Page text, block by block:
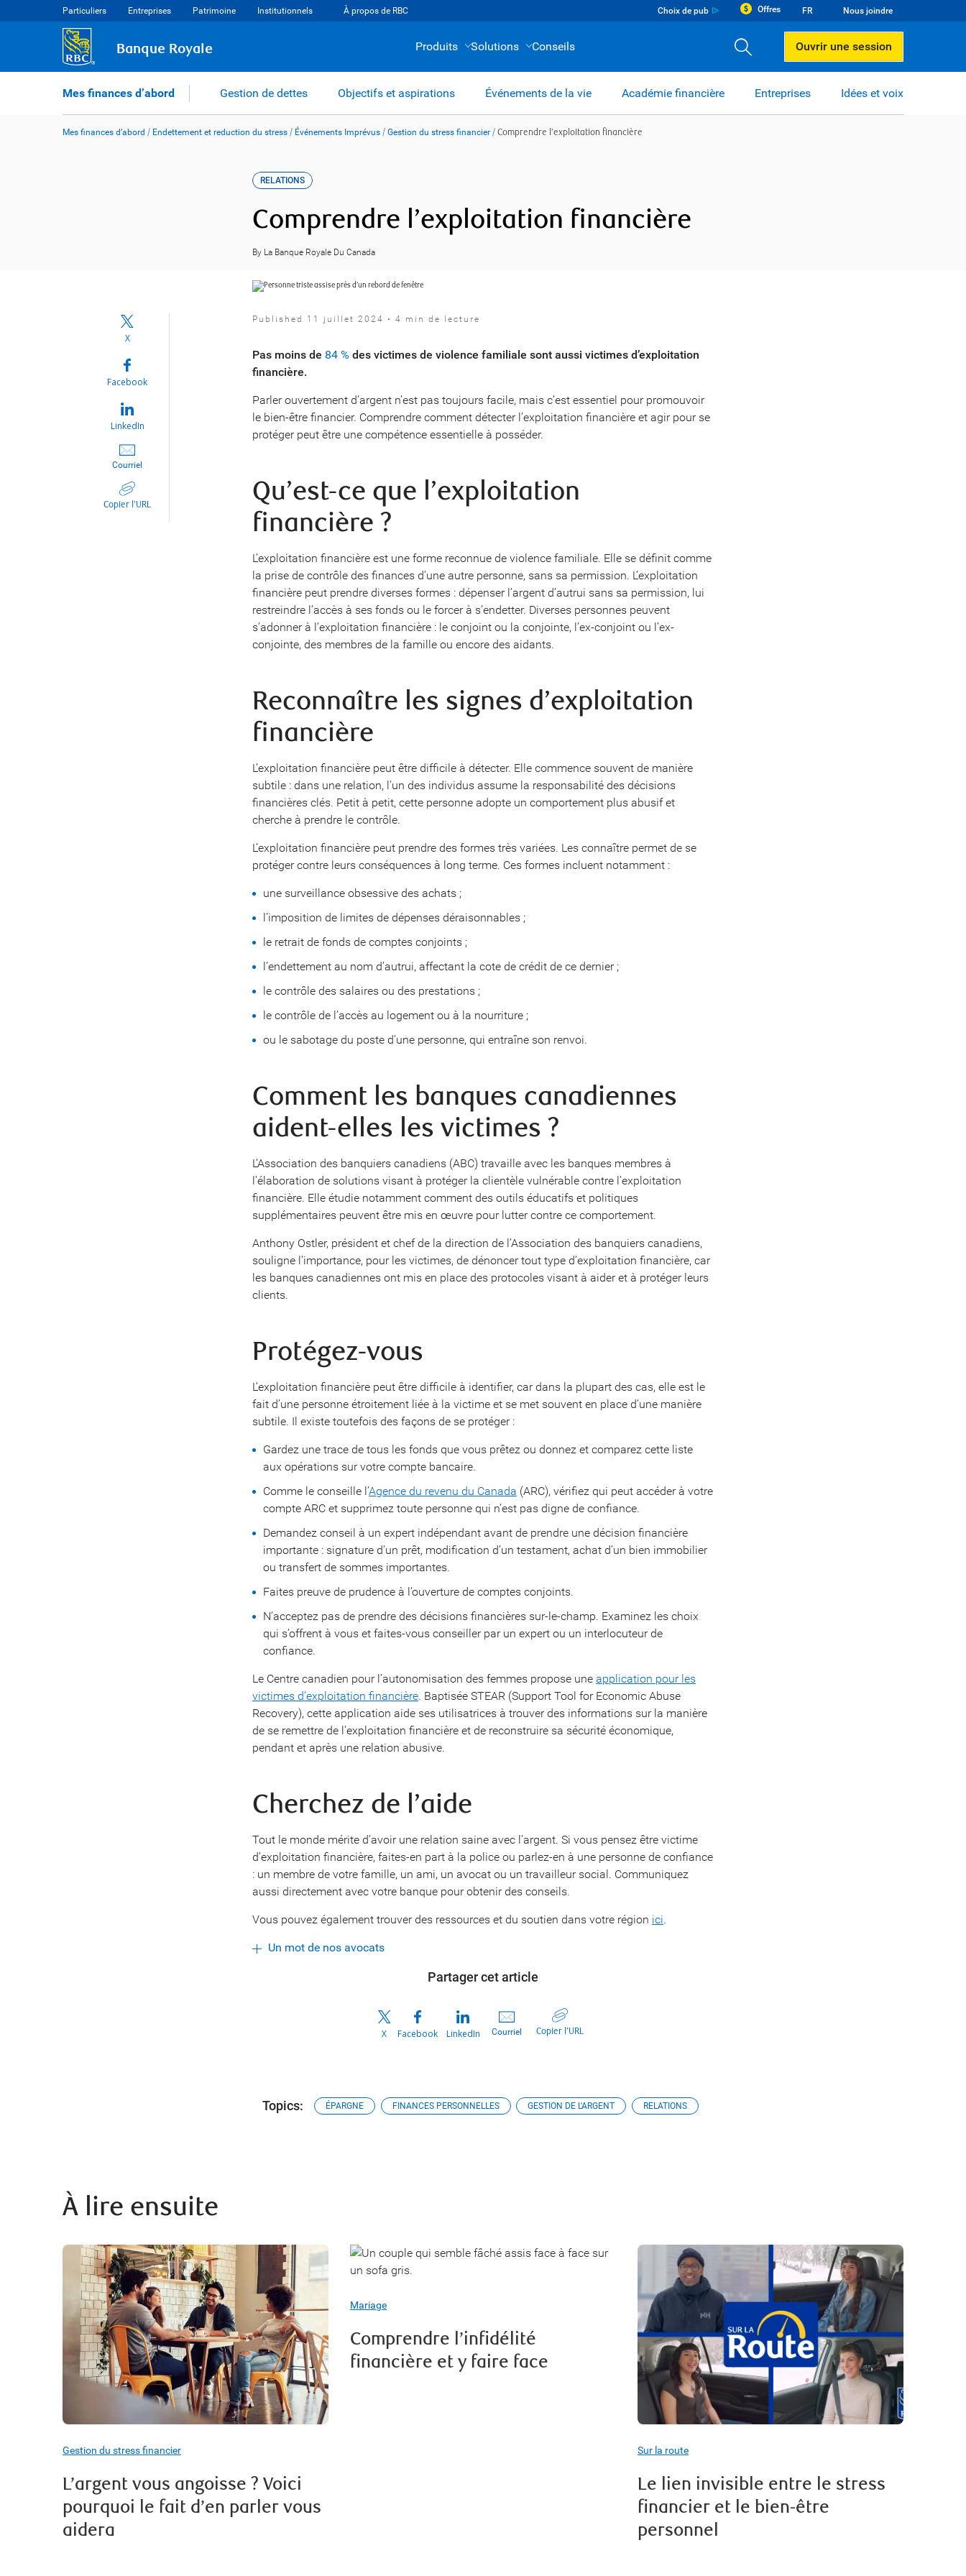
Particuliers Entreprises Patrimoine Institutionnels À propos de RBC Choix de pub Offres FR Nous joindre
Banque Royale Produits Solutions Conseils Ouvrir une session
Mes finances d’abord Gestion de dettes Objectifs et aspirations Événements de la vie Académie financière Entreprises Idées et voix
Mes finances d’abord / Endettement et reduction du stress / Événements Imprévus / Gestion du stress financier / Comprendre l’exploitation financière
RELATIONS
Comprendre l’exploitation financière
By La Banque Royale Du Canada
X
Facebook
LinkedIn
Courriel
Copier l’URL
Published 11 juillet 2024 • 4 min de lecture
Pas moins de 84 % des victimes de violence familiale sont aussi victimes d’exploitation
financière.
Parler ouvertement d’argent n’est pas toujours facile, mais c’est essentiel pour promouvoir
le bien-être financier. Comprendre comment détecter l’exploitation financière et agir pour se
protéger peut être une compétence essentielle à posséder.
Qu’est-ce que l’exploitation
financière ?
L’exploitation financière est une forme reconnue de violence familiale. Elle se définit comme
la prise de contrôle des finances d’une autre personne, sans sa permission. L’exploitation
financière peut prendre diverses formes : dépenser l’argent d’autrui sans sa permission, lui
restreindre l’accès à ses fonds ou le forcer à s’endetter. Diverses personnes peuvent
s’adonner à l’exploitation financière : le conjoint ou la conjointe, l’ex-conjoint ou l’ex-
conjointe, des membres de la famille ou encore des aidants.
Reconnaître les signes d’exploitation
financière
L’exploitation financière peut être difficile à détecter. Elle commence souvent de manière
subtile : dans une relation, l’un des individus assume la responsabilité des décisions
financières clés. Petit à petit, cette personne adopte un comportement plus abusif et
cherche à prendre le contrôle.
L’exploitation financière peut prendre des formes très variées. Les connaître permet de se
protéger contre leurs conséquences à long terme. Ces formes incluent notamment :
une surveillance obsessive des achats ;
l’imposition de limites de dépenses déraisonnables ;
le retrait de fonds de comptes conjoints ;
l’endettement au nom d’autrui, affectant la cote de crédit de ce dernier ;
le contrôle des salaires ou des prestations ;
le contrôle de l’accès au logement ou à la nourriture ;
ou le sabotage du poste d’une personne, qui entraîne son renvoi.
Comment les banques canadiennes
aident-elles les victimes ?
L’Association des banquiers canadiens (ABC) travaille avec les banques membres à
l’élaboration de solutions visant à protéger la clientèle vulnérable contre l’exploitation
financière. Elle étudie notamment comment des outils éducatifs et politiques
supplémentaires peuvent être mis en œuvre pour lutter contre ce comportement.
Anthony Ostler, président et chef de la direction de l’Association des banquiers canadiens,
souligne l’importance, pour les victimes, de dénoncer tout type d’exploitation financière, car
les banques canadiennes ont mis en place des protocoles visant à aider et à protéger leurs
clients.
Protégez-vous
L’exploitation financière peut être difficile à identifier, car dans la plupart des cas, elle est le
fait d’une personne étroitement liée à la victime et se met souvent en place d’une manière
subtile. Il existe toutefois des façons de se protéger :
Gardez une trace de tous les fonds que vous prêtez ou donnez et comparez cette liste
aux opérations sur votre compte bancaire.
Comme le conseille l’Agence du revenu du Canada (ARC), vérifiez qui peut accéder à votre
compte ARC et supprimez toute personne qui n’est pas digne de confiance.
Demandez conseil à un expert indépendant avant de prendre une décision financière
importante : signature d’un prêt, modification d’un testament, achat d’un bien immobilier
ou transfert de sommes importantes.
Faites preuve de prudence à l’ouverture de comptes conjoints.
N’acceptez pas de prendre des décisions financières sur-le-champ. Examinez les choix
qui s’offrent à vous et faites-vous conseiller par un expert ou un interlocuteur de
confiance.
Le Centre canadien pour l’autonomisation des femmes propose une application pour les
victimes d’exploitation financière. Baptisée STEAR (Support Tool for Economic Abuse
Recovery), cette application aide ses utilisatrices à trouver des informations sur la manière
de se remettre de l’exploitation financière et de reconstruire sa sécurité économique,
pendant et après une relation abusive.
Cherchez de l’aide
Tout le monde mérite d’avoir une relation saine avec l’argent. Si vous pensez être victime
d’exploitation financière, faites-en part à la police ou parlez-en à une personne de confiance
: un membre de votre famille, un ami, un avocat ou un travailleur social. Communiquez
aussi directement avec votre banque pour obtenir des conseils.
Vous pouvez également trouver des ressources et du soutien dans votre région ici.
Un mot de nos avocats
Partager cet article
X Facebook LinkedIn Courriel Copier l’URL
Topics: ÉPARGNE FINANCES PERSONNELLES GESTION DE L'ARGENT RELATIONS
À lire ensuite
Gestion du stress financier
L’argent vous angoisse ? Voici
pourquoi le fait d’en parler vous
aidera
Mariage
Comprendre l’infidélité
financière et y faire face
Sur la route
Le lien invisible entre le stress
financier et le bien-être
personnel